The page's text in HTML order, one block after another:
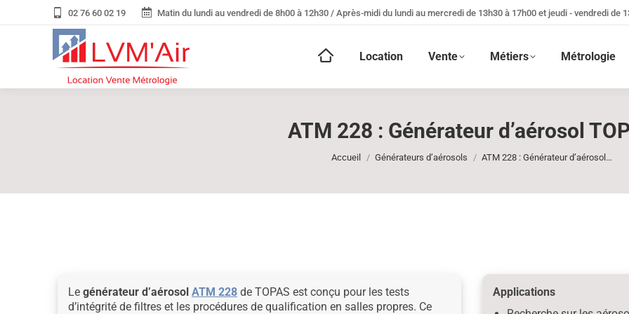
02 76 60 02 19 Matin du lundi au vendredi de 8h00 à 12h30 / Après-midi du lundi au mercredi de 13h30 à 17h00 et jeudi - vendredi de
Location Vente Métiers Métrologie
ATM 228 : Générateur d’aérosol
Vous êtes ici :
Accueil Générateurs d’aérosols ATM 228 : Générateur d’aérosol…
Le générateur d’aérosol ATM 228 de TOPAS est conçu pour les tests
d’intégrité de filtres et les procédures de qualification en salles propres. Ce
Applications